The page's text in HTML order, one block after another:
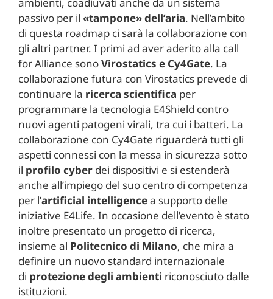
passivo per il «tampone» dell’aria. Nell’ambito
di questa roadmap ci sarà la collaborazione con
gli altri partner. I primi ad aver aderito alla call
for Alliance sonoVirostatics e Cy4Gate. La
collaborazione futura con Virostatics prevede di
continuare la ricerca scientifica per
programmare la tecnologia E4Shield contro
nuovi agenti patogeni virali, tra cui i batteri. La
collaborazione con Cy4Gate riguarderà tutti gli
aspetti connessi con la messa in sicurezza sotto
il profilo cyberdei dispositivi e si estenderà
anche all’impiego del suo centro di competenza
per l’artificial intelligencea supporto delle
iniziative E4Life. In occasione dell’evento è stato
inoltre presentato un progetto di ricerca,
insieme al Politecnico di Milano, che mira a
definire un nuovo standard internazionale
di protezione degli ambienti riconosciuto dalle
istituzioni.